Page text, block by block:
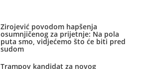
Zirojević povodom hapšenja
osumnjičenog za prijetnje: Na pola
puta smo, vidjećemo što će biti pred
sudom
Trampov kandidat za novog